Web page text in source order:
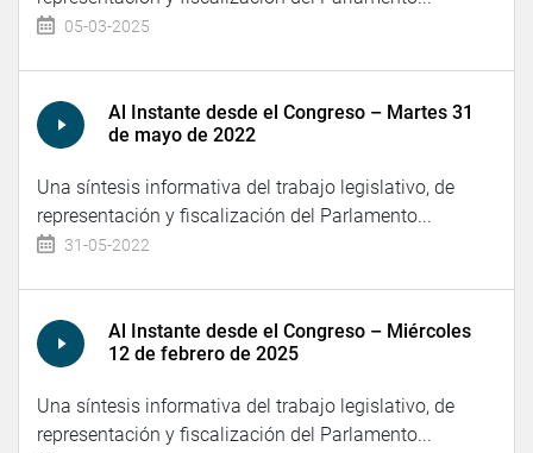
05-03-2025
Al Instante desde el Congreso – Martes 31
de mayo de 2022
Una síntesis informativa del trabajo legislativo, de
representación y fiscalización del Parlamento...
31-05-2022
Al Instante desde el Congreso – Miércoles
12 de febrero de 2025
Una síntesis informativa del trabajo legislativo, de
representación y fiscalización del Parlamento...